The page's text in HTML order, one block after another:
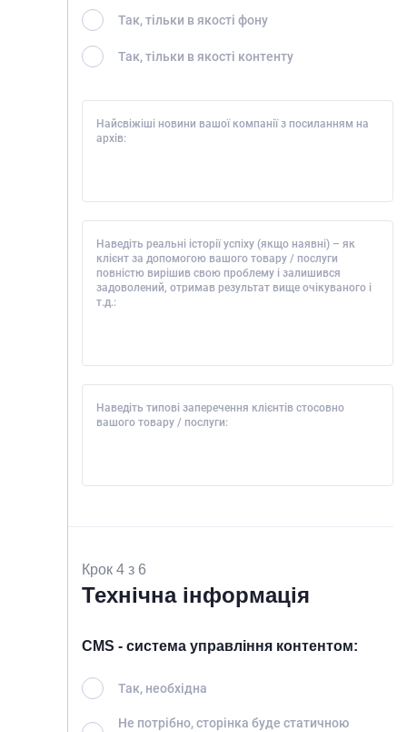
Так, тільки в якості фону
Так, тільки в якості контенту
Найсвіжіші новини вашої компанії з посиланням на
архів:
Наведіть реальні історії успіху (якщо наявні) – як
клієнт за допомогою вашого товару / послуги
повністю вирішив свою проблему і залишився
задоволений, отримав результат вище очікуваного і
т.д.:
Наведіть типові заперечення клієнтів стосовно
вашого товару / послуги:
Крок 4 з 6
Технічна інформація
CMS - система управління контентом:
Так, необхідна
Не потрібно, сторінка буде статичною